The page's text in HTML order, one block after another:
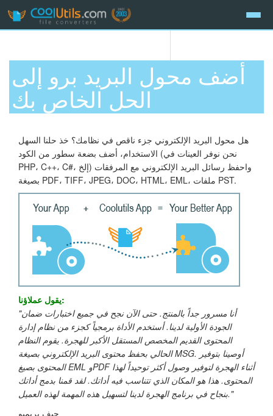
أضف محول البريد برو إلى
الحل الخاص بك
هل محول البريد الإلكتروني جزء ناقص في نظامك؟ خذ حلنا السهل
الاستخدام، أضف بضعة سطور من الكود (نحن نوفر العينات في
PHP، C++، C#، إلخ) واحفظ رسائل البريد الإلكتروني مع المرفقات
بصيغة PDF، TIFF، JPEG، DOC، HTML، EML، ملفات PST.
يقول عملاؤنا:
"أنا مسرور جداً بالمنتج. حتى الآن نجح في جميع اختبارات ضمان
الجودة الأولية لدينا. أستخدم الأداة برمجياً كجزء من نظام إدارة
المحتوى القديم المخصص المستقل الأكبر للهجرة. يقوم النظام
الحالي بحفظ محتوى البريد الإلكتروني بصيغة MSG. أوصينا بتوفير
المحتوى بصيغ EML وPDF أثناء الهجرة لتوفير وصول أكثر توحيداً لهذا
المحتوى. هذا هو المكان الذي تتناسب فيه أداتك. لقد قمنا بدمج أداتك
بنجاح في برنامج الهجرة لدينا لتسهيل هذه المهمة لهذه العميل."
جيف بريميو